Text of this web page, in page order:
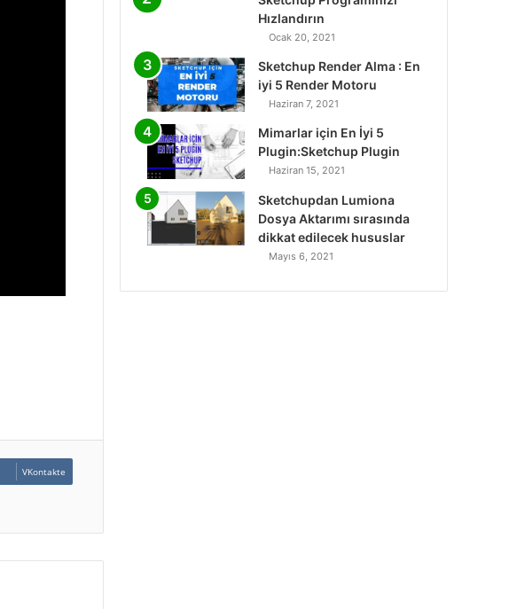
VKontakte
Hızlandırın
Ocak 20, 2021
Sketchup Render Alma : En
iyi 5 Render Motoru
Haziran 7, 2021
Mimarlar için En İyi 5
Plugin:Sketchup Plugin
Haziran 15, 2021
Sketchupdan Lumiona
Dosya Aktarımı sırasında
dikkat edilecek hususlar
Mayıs 6, 2021